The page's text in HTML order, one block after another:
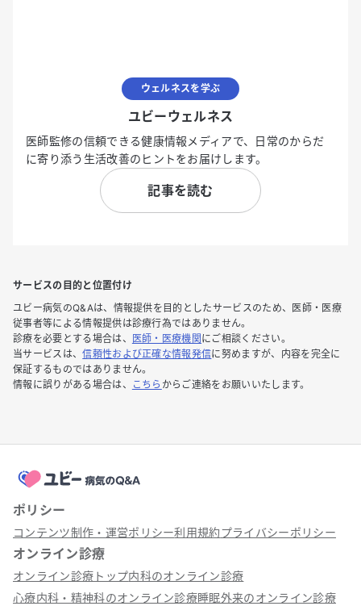
ウェルネスを学ぶ
ユビーウェルネス
医師監修の信頼できる健康情報メディアで、日常のからだ
に寄り添う生活改善のヒントをお届けします。
記事を読む
サービスの目的と位置付け
ユビー病気のQ&Aは、情報提供を目的としたサービスのため、医師・医療
従事者等による情報提供は診療行為ではありません。
診療を必要とする場合は、
医師・医療機関 にご相談ください。
当サービスは、信頼性および正確な情報発信に努めますが、内容を完全に
保証するものではありません。
情報に誤りがある場合は、
こちら からご連絡をお願いいたします。
ポリシー
コンテンツ制作・運営ポリシー利用規約プライバシーポリシー
オンライン診療
オンライン診療トップ内科のオンライン診療
心療内科・精神科のオンライン診療睡眠外来のオンライン診療